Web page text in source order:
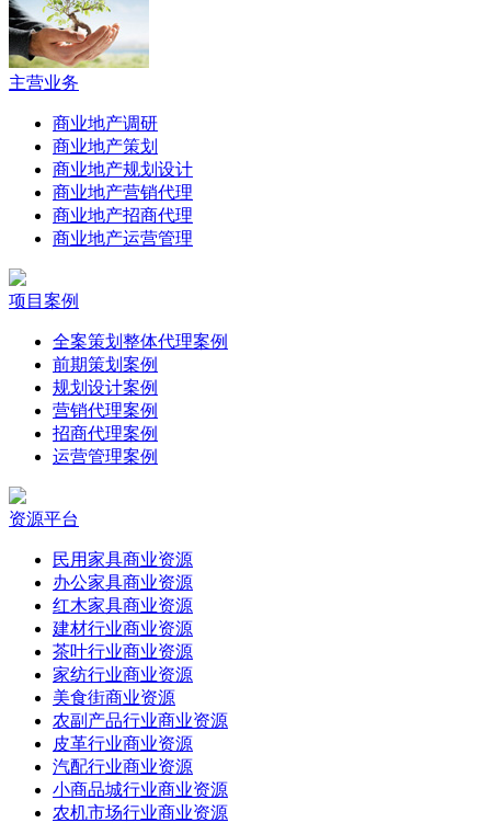
主营业务
商业地产调研
商业地产策划
商业地产规划设计
商业地产营销代理
商业地产招商代理
商业地产运营管理
项目案例
全案策划整体代理案例
前期策划案例
规划设计案例
营销代理案例
招商代理案例
运营管理案例
资源平台
民用家具商业资源
办公家具商业资源
红木家具商业资源
建材行业商业资源
茶叶行业商业资源
家纺行业商业资源
美食街商业资源
农副产品行业商业资源
皮革行业商业资源
汽配行业商业资源
小商品城行业商业资源
农机市场行业商业资源